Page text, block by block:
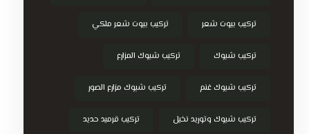
تركيب بيوت شعر تركيب بيوت شعر ملكي
تركيب شبوك تركيب شبوك المزارع
تركيب شبوك غنم تركيب شبوك مزارع الصور
تركيب شبوك وتوريد نخيل تركيب قرميد حديد